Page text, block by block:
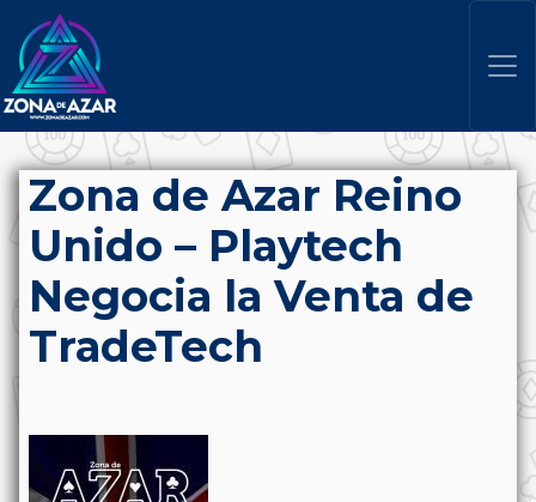
Zona de Azar Reino
Unido – Playtech
Negocia la Venta de
TradeTech